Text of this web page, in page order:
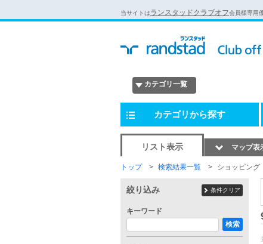
当サイトはランスタッドクラブオフ会員様専用
カテゴリ一覧
カテゴリから探す
リスト表示 マップ表
トップ 検索結果一覧 ショッピング
絞り込み 条件クリア
キーワード
検索